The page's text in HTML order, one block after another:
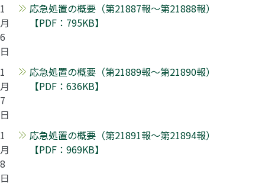
1
月
6
日
応急処置の概要（第21887報～第21888報）
【PDF：795KB】
1
月
7
日
応急処置の概要（第21889報～第21890報）
【PDF：636KB】
1
月
8
日
応急処置の概要（第21891報～第21894報）
【PDF：969KB】